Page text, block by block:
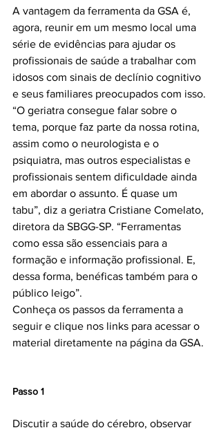
A vantagem da ferramenta da GSA é,
agora, reunir em um mesmo local uma
série de evidências para ajudar os
profissionais de saúde a trabalhar com
idosos com sinais de declínio cognitivo
e seus familiares preocupados com isso.
“O geriatra consegue falar sobre o
tema, porque faz parte da nossa rotina,
assim como o neurologista e o
psiquiatra, mas outros especialistas e
profissionais sentem dificuldade ainda
em abordar o assunto. É quase um
tabu”, diz a geriatra Cristiane Comelato,
diretora da SBGG-SP. “Ferramentas
como essa são essenciais para a
formação e informação profissional. E,
dessa forma, benéficas também para o
público leigo”.
Conheça os passos da ferramenta a
seguir e clique nos links para acessar o
material diretamente na página da GSA.
Passo 1
Discutir a saúde do cérebro, observar